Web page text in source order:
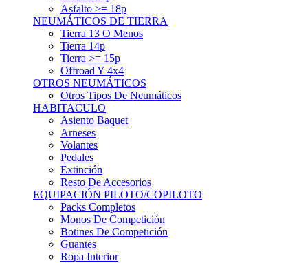
EQUIPACIÓN PILOTO/COPILOTO
Packs Completos
Monos De Competición
Botines De Competición
Guantes
Ropa Interior
Cascos
Sistemas Hans
Bolsas Y Mochilas
Equipación Para Mecánicos
ANUNCIOS DE COMPRA
Compra De Piezas
Compra De Neumáticos
Compra De Accesorios De Habitáculo
Compra De Equipación
VEHÍCULOS CLÁSICOS
VEHÍCULOS CLÁSICOS
Clásicos De Calle
Clásicos De Competición
Motores
Cajas De Cambio